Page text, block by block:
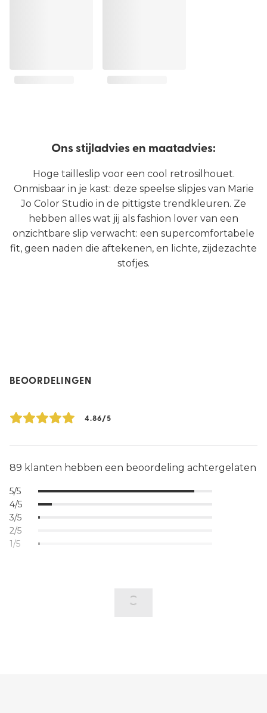
Ons stijladvies en maatadvies:
Hoge tailleslip voor een cool retrosilhouet.
Onmisbaar in je kast: deze speelse slipjes van Marie
Jo Color Studio in de pittigste trendkleuren. Ze
hebben alles wat jij als fashion lover van een
onzichtbare slip verwacht: een supercomfortabele
fit, geen naden die aftekenen, en lichte, zijdezachte
stofjes.
BEOORDELINGEN
4.86/5
89 klanten hebben een beoordeling achtergelaten
5/5
4/5
3/5
2/5
1/5